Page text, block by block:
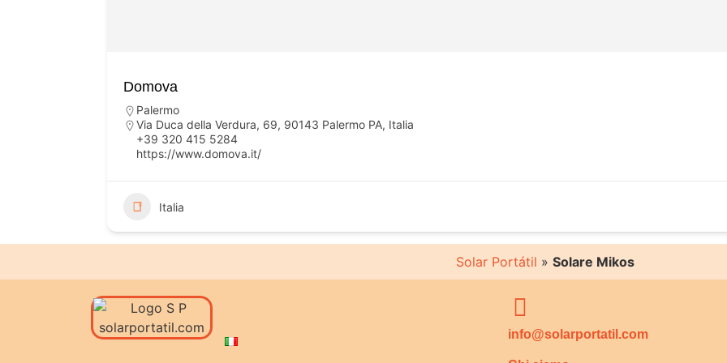
Domova
Palermo
Via Duca della Verdura, 69, 90143 Palermo PA, Italia
+39 320 415 5284
https://www.domova.it/
Italia
Solar Portátil » Solare Mikos
info@solarportatil.com